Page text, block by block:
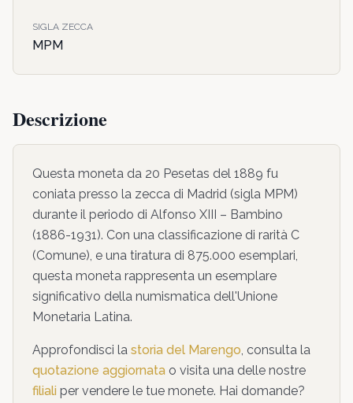
SIGLA ZECCA
MPM
Descrizione
Questa moneta da 20 Pesetas del 1889 fu
coniata presso la zecca di Madrid (sigla MPM)
durante il periodo di Alfonso XIII – Bambino
(1886-1931). Con una classificazione di rarità C
(Comune), e una tiratura di 875.000 esemplari,
questa moneta rappresenta un esemplare
significativo della numismatica dell'Unione
Monetaria Latina.
Approfondisci la storia del Marengo, consulta la
quotazione aggiornata o visita una delle nostre
filiali per vendere le tue monete. Hai domande?